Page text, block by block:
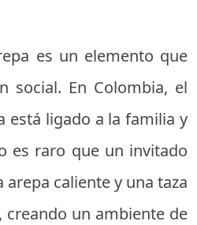
es un elemento que
social. En Colombia, el
está ligado a la familia y
es raro que un invitado
caliente y una taza
, creando un ambiente de